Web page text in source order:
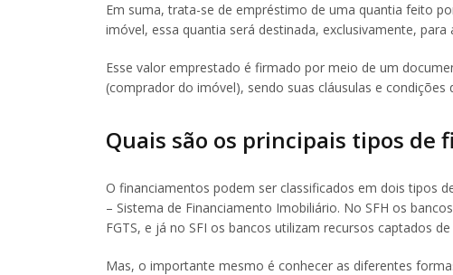
Em suma, trata-se de empréstimo de uma quantia feito
imóvel, essa quantia será destinada, exclusivamente,
Esse valor emprestado é firmado por meio de um
(comprador do imóvel), sendo suas cláusulas e condições
Quais são os principais tipos de
O financiamentos podem ser classificados em dois tipos
– Sistema de Financiamento Imobiliário. No SFH os
FGTS, e já no SFI os bancos utilizam recursos captados
Mas, o importante mesmo é conhecer as diferentes